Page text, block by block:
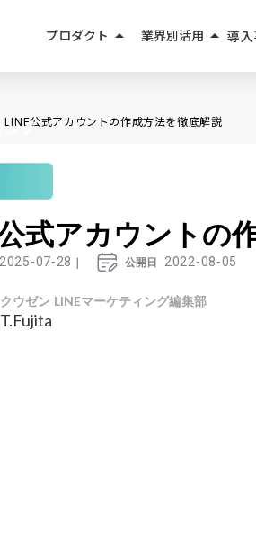
プロダクト arrow_drop_up
LINE成果報酬メニュー
AIエージェント
AIチャットボット
業界別活用 arrow_drop_up
人材紹介・人材派遣
教育・学習サービス
小売・飲食
導
LINE公式アカウントの作成方法を徹底解説
ング
式アカウントの
2025-07-28 ｜ 公開日 2022-08-05
クウゼン LINEマーケティング編集部
T.Fujita